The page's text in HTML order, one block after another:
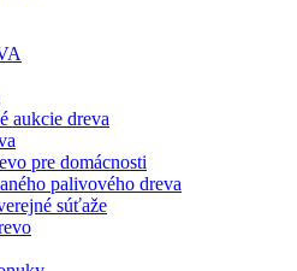
aukcie dreva
pre domácnosti
palivového dreva
súťaže